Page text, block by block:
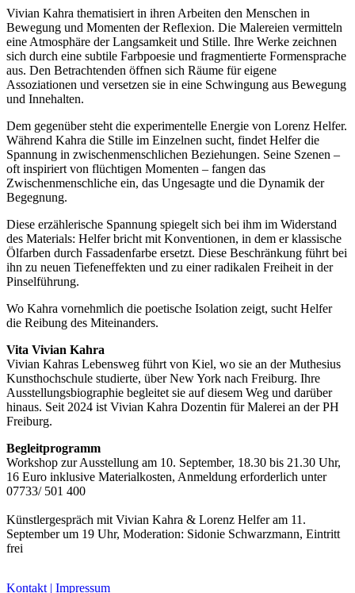
Buchbesprechungen von Harald Schwiers
Haralds Streifzüge
Hörtipps von Harald Schwiers
Kunstausflüge mit Sigrid Balke
Marc Peschke – Out of The Länd
Hausbesuche
Frederick D. Bunsen – Kunst
Bildergeschichten von Jürgen Linde und Dietmar
Zankel
Kunsttheorie: Kunstführer und Flugschwein
Vivian Kahra thematisiert in ihren Arbeiten den Menschen in
Bewegung und Momenten der Reflexion. Die Malereien vermitteln
eine Atmosphäre der Langsamkeit und Stille. Ihre Werke zeichnen
sich durch eine subtile Farbpoesie und fragmentierte Formensprache
aus. Den Betrachtenden öffnen sich Räume für eigene
Assoziationen und versetzen sie in eine Schwingung aus Bewegung
und Innehalten.
Dem gegenüber steht die experimentelle Energie von Lorenz Helfer.
Während Kahra die Stille im Einzelnen sucht, findet Helfer die
Spannung in zwischenmenschlichen Beziehungen. Seine Szenen –
oft inspiriert von flüchtigen Momenten – fangen das
Zwischenmenschliche ein, das Ungesagte und die Dynamik der
Begegnung.
Diese erzählerische Spannung spiegelt sich bei ihm im Widerstand
des Materials: Helfer bricht mit Konventionen, in dem er klassische
Ölfarben durch Fassadenfarbe ersetzt. Diese Beschränkung führt bei
ihn zu neuen Tiefeneffekten und zu einer radikalen Freiheit in der
Pinselführung.
Wo Kahra vornehmlich die poetische Isolation zeigt, sucht Helfer
die Reibung des Miteinanders.
Vita Vivian Kahra
Vivian Kahras Lebensweg führt von Kiel, wo sie an der Muthesius
Kunsthochschule studierte, über New York nach Freiburg. Ihre
Ausstellungsbiographie begleitet sie auf diesem Weg und darüber
hinaus. Seit 2024 ist Vivian Kahra Dozentin für Malerei an der PH
Freiburg.
Begleitprogramm
Workshop zur Ausstellung am 10. September, 18.30 bis 21.30 Uhr,
16 Euro inklusive Materialkosten, Anmeldung erforderlich unter
07733/ 501 400
Künstlergespräch mit Vivian Kahra & Lorenz Helfer am 11.
September um 19 Uhr, Moderation: Sidonie Schwarzmann, Eintritt
frei
Kontakt | Impressum